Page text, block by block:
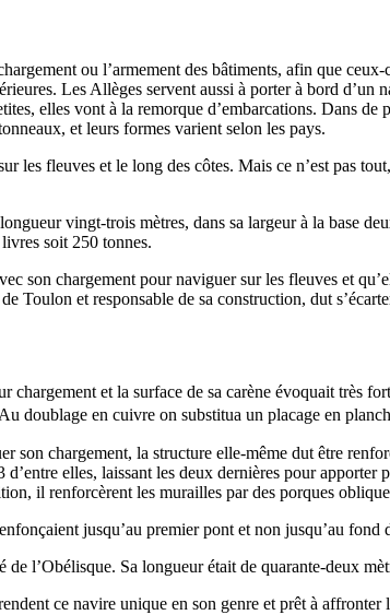
ou l’armement des bâtiments, afin que
Les Allèges servent aussi à porter à bord
elles vont à la remorque d’embarcations. Dans
et leurs formes varient selon les pays.
les fleuves et le long des côtes. Mais ce n’est pas
vingt-trois mètres, dans sa largeur à la base
soit 250 tonnes.
son chargement pour naviguer sur les fleuves et
et responsable de sa construction, dut
et la surface de sa carène évoquait très
doublage en cuivre on substitua un placage en
chargement, la structure elle-même dut être
elles, laissant les deux dernières pour
il renforcèrent les murailles par des porques
jusqu’au premier pont et non jusqu’au
l’Obélisque. Sa longueur était de quarante-deux
ce navire unique en son genre et prêt à affronter